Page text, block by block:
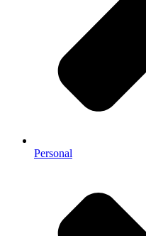
Personal